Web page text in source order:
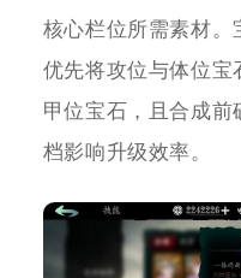
核心栏位所需素材。
优先将攻位与体位宝
甲位宝石，且合成
档影响升级效率。